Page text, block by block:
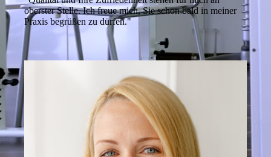
oberster Stelle. Ich freue mich, Sie schon bald in meiner
Praxis begrüßen zu dürfen."